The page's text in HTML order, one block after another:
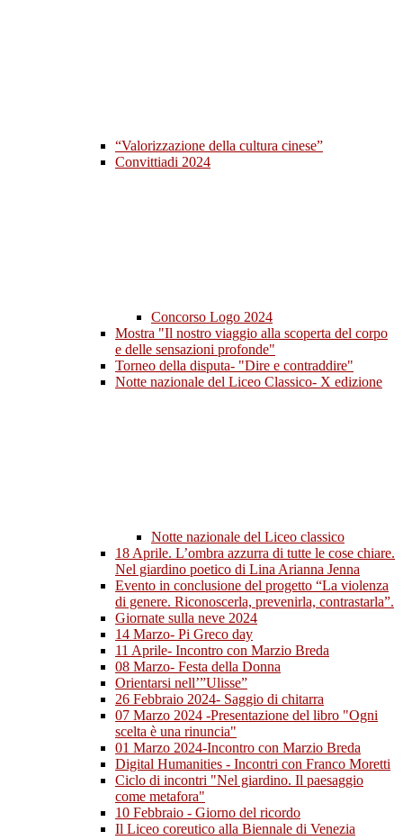
“Valorizzazione della cultura cinese”
Convittiadi 2024
Concorso Logo 2024
Mostra "Il nostro viaggio alla scoperta del corpo
e delle sensazioni profonde"
Torneo della disputa- "Dire e contraddire"
Notte nazionale del Liceo Classico- X edizione
Notte nazionale del Liceo classico
18 Aprile. L’ombra azzurra di tutte le cose chiare.
Nel giardino poetico di Lina Arianna Jenna
Evento in conclusione del progetto “La violenza
di genere. Riconoscerla, prevenirla, contrastarla”.
Giornate sulla neve 2024
14 Marzo- Pi Greco day
11 Aprile- Incontro con Marzio Breda
08 Marzo- Festa della Donna
Orientarsi nell’”Ulisse”
26 Febbraio 2024- Saggio di chitarra
07 Marzo 2024 -Presentazione del libro "Ogni
scelta è una rinuncia"
01 Marzo 2024-Incontro con Marzio Breda
Digital Humanities - Incontri con Franco Moretti
Ciclo di incontri "Nel giardino. Il paesaggio
come metafora"
10 Febbraio - Giorno del ricordo
Il Liceo coreutico alla Biennale di Venezia